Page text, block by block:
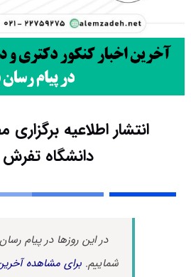
انتشار اطلاعیه
دانشگاه تفرش
در این روزها در پیام
شماییم.برای مشاهده